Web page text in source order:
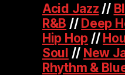
Acid Jazz //
R&B // Deep
Hip Hop //
Soul // New
Rhythm &